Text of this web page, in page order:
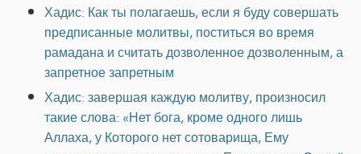
Хадис: Как ты полагаешь, если я буду совершать
предписанные молитвы, поститься во время
рамадана и считать дозволенное дозволенным, а
запретное запретным
Хадис: завершая каждую молитву, произносил
такие слова: «Нет бога, кроме одного лишь
Аллаха, у Которого нет сотоварища, Ему